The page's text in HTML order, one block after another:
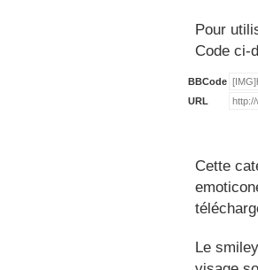
Pour
Code ci-
BBCode
URL
Cette
Le